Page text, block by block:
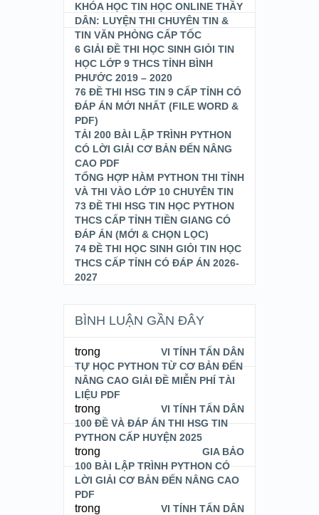
KHÓA HỌC TIN HỌC ONLINE THẦY
DÂN: LUYỆN THI CHUYÊN TIN &
TIN VĂN PHÒNG CẤP TỐC
6 GIẢI ĐỀ THI HỌC SINH GIỎI TIN
HỌC LỚP 9 THCS TỈNH BÌNH
PHƯỚC 2019 – 2020
76 ĐỀ THI HSG TIN 9 CẤP TỈNH CÓ
ĐÁP ÁN MỚI NHẤT (FILE WORD &
PDF)
TẢI 200 BÀI LẬP TRÌNH PYTHON
CÓ LỜI GIẢI CƠ BẢN ĐẾN NÂNG
CAO PDF
TỔNG HỢP HÀM PYTHON THI TỈNH
VÀ THI VÀO LỚP 10 CHUYÊN TIN
73 ĐỀ THI HSG TIN HỌC PYTHON
THCS CẤP TỈNH TIỀN GIANG CÓ
ĐÁP ÁN (MỚI & CHỌN LỌC)
74 ĐỀ THI HỌC SINH GIỎI TIN HỌC
THCS CẤP TỈNH CÓ ĐÁP ÁN 2026-
2027
BÌNH LUẬN GẦN ĐÂY
VI TÍNH TẤN DÂN
trong
TỰ HỌC PYTHON TỪ CƠ BẢN ĐẾN
NÂNG CAO GIẢI ĐỀ MIỄN PHÍ TÀI
LIỆU PDF
VI TÍNH TẤN DÂN
trong
100 ĐỀ VÀ ĐÁP ÁN THI HSG TIN
PYTHON CẤP HUYỆN 2025
GIA BẢO
trong
100 BÀI LẬP TRÌNH PYTHON CÓ
LỜI GIẢI CƠ BẢN ĐẾN NÂNG CAO
PDF
VI TÍNH TẤN DÂN
trong